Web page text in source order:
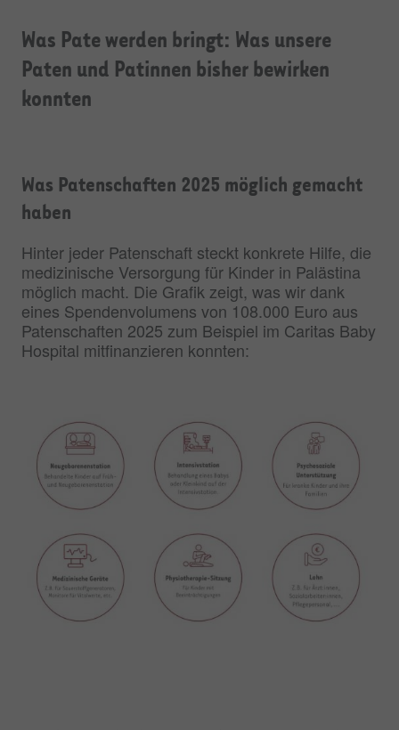
Was Pate werden bringt: Was unsere
Paten und Patinnen bisher bewirken
konnten
Was Patenschaften 2025 möglich gemacht
haben
Hinter jeder Patenschaft steckt konkrete Hilfe, die
medizinische Versorgung für Kinder in Palästina
möglich macht. Die Grafik zeigt, was wir dank
eines Spendenvolumens von 108.000 Euro aus
Patenschaften 2025 zum Beispiel im Caritas Baby
Hospital mitfinanzieren konnten: